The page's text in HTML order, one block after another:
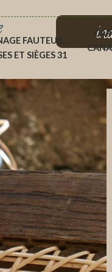
FAUTEUIL,
ET SIÈGES 31